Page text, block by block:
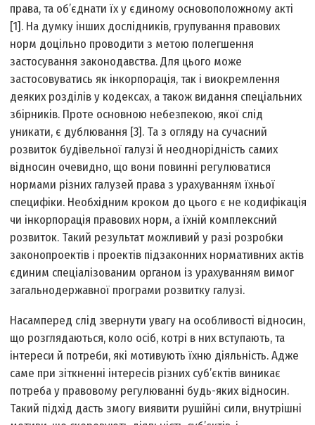
права, та об’єднати їх у єдиному основоположному акті
[1]. На думку інших дослідників, групування правових
норм доцільно проводити з метою полегшення
застосування законодавства. Для цього може
застосовуватись як інкорпорація, так і виокремлення
деяких розділів у кодексах, а також видання спеціальних
збірників. Проте основною небезпекою, якої слід
уникати, є дублювання [3]. Та з огляду на сучасний
розвиток будівельної галузі й неоднорідність самих
відносин очевидно, що вони повинні регулюватися
нормами різних галузей права з урахуванням їхньої
специфіки. Необхідним кроком до цього є не кодифікація
чи інкорпорація правових норм, а їхній комплексний
розвиток. Такий результат можливий у разі розробки
законопроектів і проектів підзаконних нормативних актів
єдиним спеціалізованим органом із урахуванням вимог
загальнодержавної програми розвитку галузі.
Насамперед слід звернути увагу на особливості відносин,
що розглядаються, коло осіб, котрі в них вступають, та
інтереси й потреби, які мотивують їхню діяльність. Адже
саме при зіткненні інтересів різних суб’єктів виникає
потреба у правовому регулюванні будь-яких відносин.
Такий підхід дасть змогу виявити рушійні сили, внутрішні